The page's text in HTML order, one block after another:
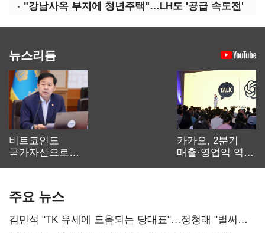
"강남사옥 부지에 청년주택"…LH도 '공급 속도전'
뉴스리듬
비트코인도
국가자산으로…'
카카오, 2분기
매출·영업익 역대
주요 뉴스
김민석 "TK 유세에 도움되는 당대표"…정청래 "벌써